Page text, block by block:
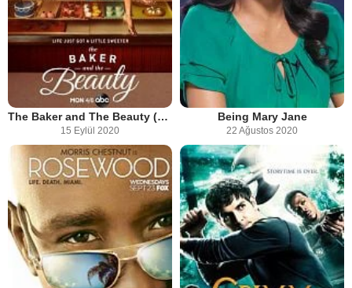
The Baker and The Beauty (2020)
15 Eylül 2020
Being Mary Jane
22 Ağustos 2020